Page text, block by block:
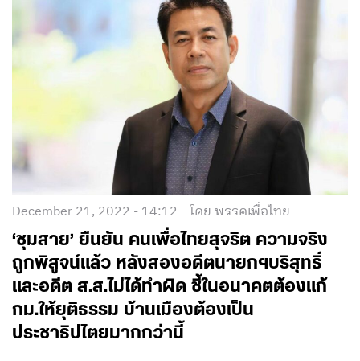
December 21, 2022 - 14:12 โดย พรรคเพื่อไทย
‘ชุมสาย’ ยืนยัน คนเพื่อไทยสุจริต ความจริง
ถูกพิสูจน์แล้ว หลังสองอดีตนายกฯบริสุทธิ์
และอดีต ส.ส.ไม่ได้ทำผิด ชี้ในอนาคตต้องแก้
กม.ให้ยุติธรรม บ้านเมืองต้องเป็น
ประชาธิปไตยมากกว่านี้